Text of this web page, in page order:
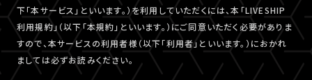
下「本サービス」といいます。）を利用していただくには、本「LIVESHIP
利用規約」（以下「本規約」といいます。）にご同意いただく必要がありま
すので、本サービスの利用者様（以下「利用者」といいます。）におかれ
ましては必ずお読みください。